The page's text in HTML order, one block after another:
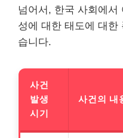
넘어서, 한국 사회에서
성에 대한 태도에 대한
습니다.
사건
발생
시기
사건의 내